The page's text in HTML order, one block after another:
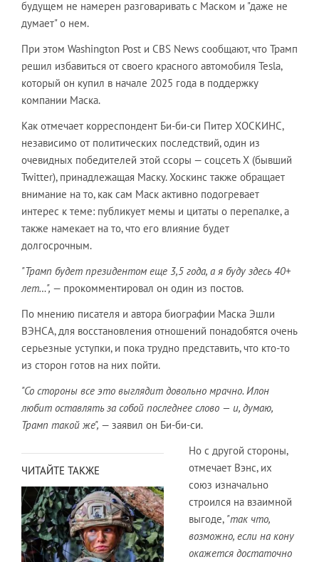
будущем не намерен разговаривать с Маском и "даже не
думает" о нем.
При этом Washington Post и CBS News сообщают, что Трамп
решил избавиться от своего красного автомобиля Tesla,
который он купил в начале 2025 года в поддержку
компании Маска.
Как отмечает корреспондент Би-би-си Питер ХОСКИНС,
независимо от политических последствий, один из
очевидных победителей этой ссоры — соцсеть X (бывший
Twitter), принадлежащая Маску. Хоскинс также обращает
внимание на то, как сам Маск активно подогревает
интерес к теме: публикует мемы и цитаты о перепалке, а
также намекает на то, что его влияние будет
долгосрочным.
"Трамп будет президентом еще 3,5 года, а я буду здесь 40+
лет…", — прокомментировал он один из постов.
По мнению писателя и автора биографии Маска Эшли
ВЭНСА, для восстановления отношений понадобятся очень
серьезные уступки, и пока трудно представить, что кто-то
из сторон готов на них пойти.
"Со стороны все это выглядит довольно мрачно. Илон
любит оставлять за собой последнее слово — и, думаю,
Трамп такой же", — заявил он Би-би-си.
ЧИТАЙТЕ ТАКЖЕ
Но с другой стороны,
отмечает Вэнс, их
союз изначально
строился на взаимной
выгоде, "так что,
возможно, если на кону
окажется достаточно